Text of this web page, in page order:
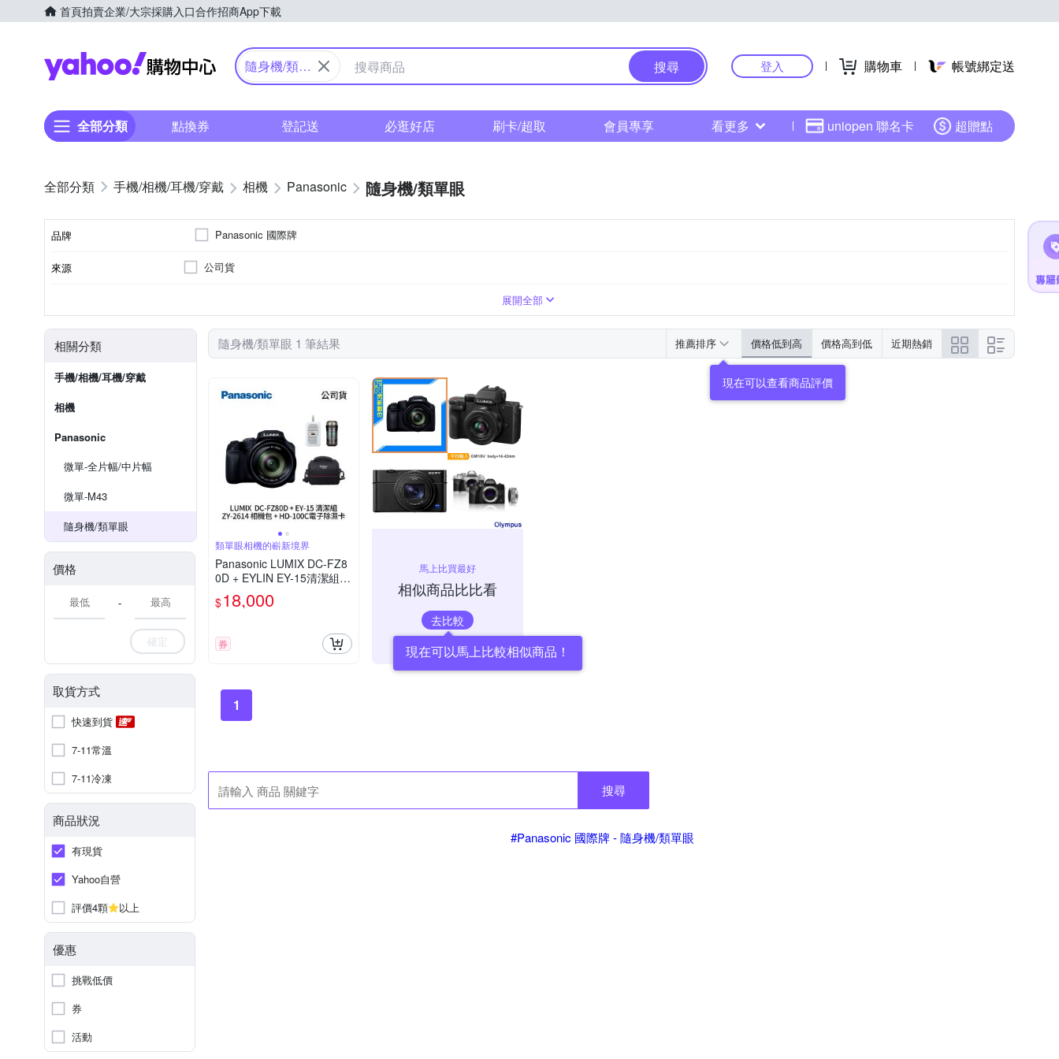
首頁拍賣企業/大宗採購入口合作招商App下載
Yahoo購物中心
隨身機/類單
搜尋 登入 購物車 帳號綁定送
全部分類 點換券 登記送 必逛好店 刷卡/超取 會員專享 看更多 uniopen 聯名卡 超贈點
手機/相機/耳機/穿戴 相機 Panasonic 隨身機/類單眼
品牌 Panasonic 國際牌
來源 公司貨
展開全部
相關分類
手機/相機/耳機/穿戴
相機
Panasonic
微單-全片幅/中片幅
微單-M43
隨身機/類單眼
價格
-
確定
取貨方式
快速到貨
7-11常溫
7-11冷凍
商品狀況
有現貨
Yahoo自營
評價4顆
以上
優惠
挑戰低價
券
活動
隨身機/類單眼 1 筆結果 推薦排序 價格低到高 價格高到低 近期熱銷
現在可以查看商品評價
類單眼相機的嶄新境界
Panasonic LUMIX DC-FZ8
0D + EYLIN EY-15清潔組 +
SunLight ZY-2614相機包 +
EirMai 銳瑪 HD-100C電子
$18,000
券
馬上比買最好
相似商品比比看
去比較
現在可以馬上比較相似商品！
1
搜尋
#Panasonic 國際牌 - 隨身機/類單眼